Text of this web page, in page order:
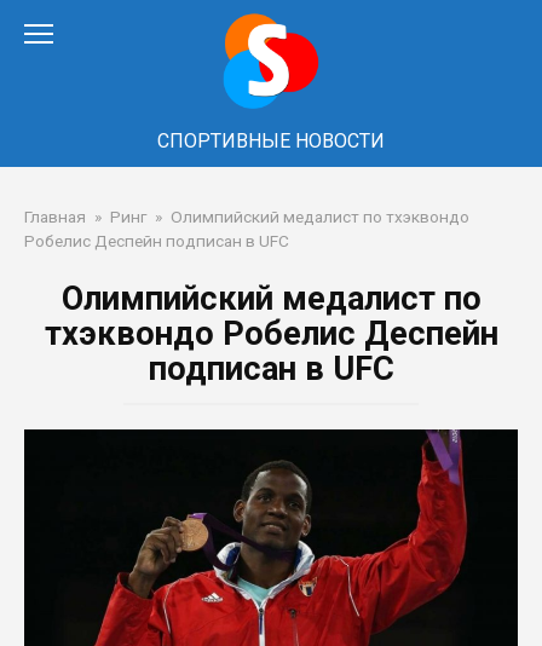
СПОРТИВНЫЕ НОВОСТИ
Главная » Ринг » Олимпийский медалист по тхэквондо
Робелис Деспейн подписан в UFC
Олимпийский медалист по
тхэквондо Робелис Деспейн
подписан в UFC